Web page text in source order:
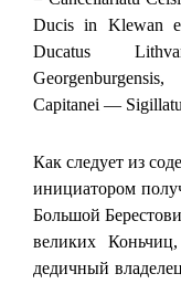
Ducis in Klewan
Ducatus
Capitanei —
Как следует из
инициатором
Большой
великих
дедичный